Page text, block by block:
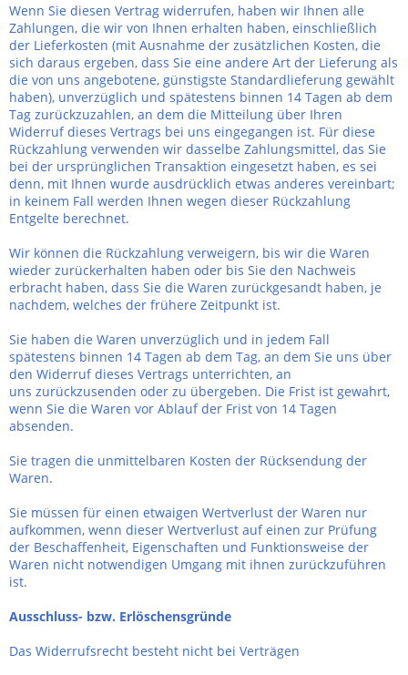
Wenn Sie diesen Vertrag widerrufen, haben wir Ihnen alle
Zahlungen, die wir von Ihnen erhalten haben, einschließlich
der Lieferkosten (mit Ausnahme der zusätzlichen Kosten, die
sich daraus ergeben, dass Sie eine andere Art der Lieferung als
die von uns angebotene, günstigste Standardlieferung gewählt
haben), unverzüglich und spätestens binnen 14 Tagen ab dem
Tag zurückzuzahlen, an dem die Mitteilung über Ihren
Widerruf dieses Vertrags bei uns eingegangen ist. Für diese
Rückzahlung verwenden wir dasselbe Zahlungsmittel, das Sie
bei der ursprünglichen Transaktion eingesetzt haben, es sei
denn, mit Ihnen wurde ausdrücklich etwas anderes vereinbart;
in keinem Fall werden Ihnen wegen dieser Rückzahlung
Entgelte berechnet.
Wir können die Rückzahlung verweigern, bis wir die Waren
wieder zurückerhalten haben oder bis Sie den Nachweis
erbracht haben, dass Sie die Waren zurückgesandt haben, je
nachdem, welches der frühere Zeitpunkt ist.
Sie haben die Waren unverzüglich und in jedem Fall
spätestens binnen 14 Tagen ab dem Tag, an dem Sie uns über
den Widerruf dieses Vertrags unterrichten, an
uns zurückzusenden oder zu übergeben. Die Frist ist gewahrt,
wenn Sie die Waren vor Ablauf der Frist von 14 Tagen
absenden.
Sie tragen die unmittelbaren Kosten der Rücksendung der
Waren.
Sie müssen für einen etwaigen Wertverlust der Waren nur
aufkommen, wenn dieser Wertverlust auf einen zur Prüfung
der Beschaffenheit, Eigenschaften und Funktionsweise der
Waren nicht notwendigen Umgang mit ihnen zurückzuführen
ist.
Ausschluss- bzw. Erlöschensgründe
Das Widerrufsrecht besteht nicht bei Verträgen